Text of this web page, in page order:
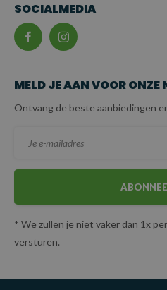
SOCIALMEDIA
MELD JE AAN VOOR ONZE
Ontvang de beste aanbiedingen
* We zullen je niet vaker dan 1x
versturen.